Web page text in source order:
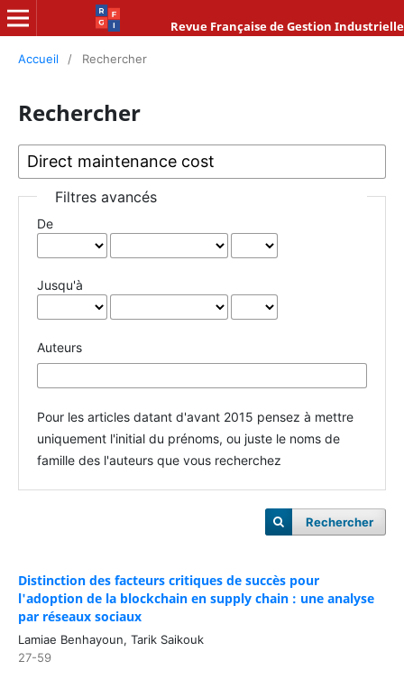
Revue Française de Gestion Industrielle
Accueil / Rechercher
Rechercher
Filtres avancés
De
Jusqu'à
Auteurs
Pour les articles datant d'avant 2015 pensez à mettre
uniquement l'initial du prénoms, ou juste le noms de
famille des l'auteurs que vous recherchez
Rechercher
Distinction des facteurs critiques de succès pour
l'adoption de la blockchain en supply chain : une analyse
par réseaux sociaux
Lamiae Benhayoun, Tarik Saikouk
27-59